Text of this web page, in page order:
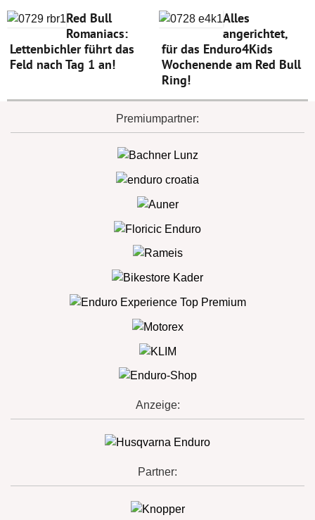
Red Bull
Romaniacs:
Lettenbichler führt das
Feld nach Tag 1 an!
Alles
angerichtet,
für das Enduro4Kids
Wochenende am Red Bull
Ring!
Premiumpartner:
Anzeige:
Partner: